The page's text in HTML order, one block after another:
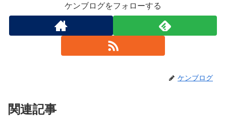
ケンブログをフォローする
ケンブログ
関連記事